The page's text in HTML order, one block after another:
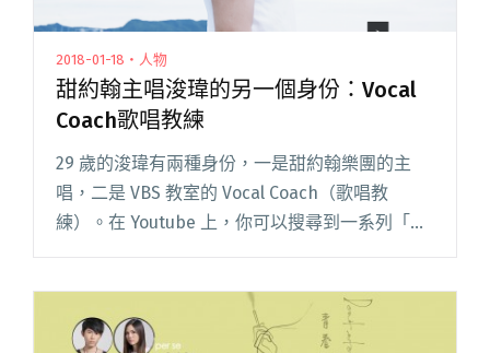
2018-01-18・人物
甜約翰主唱浚瑋的另一個身份：Vocal
Coach歌唱教練
29 歲的浚瑋有兩種身份，一是甜約翰樂團的主
唱，二是 VBS 教室的 Vocal Coach（歌唱教
練）。在 Youtube 上，你可以搜尋到一系列「歌
神幫幫忙」的影片，片中的浚瑋透過模仿宋冬
柔深情閱讀全文 "甜約翰主唱浚瑋的另一個身
份：Vocal Coach歌唱教練"